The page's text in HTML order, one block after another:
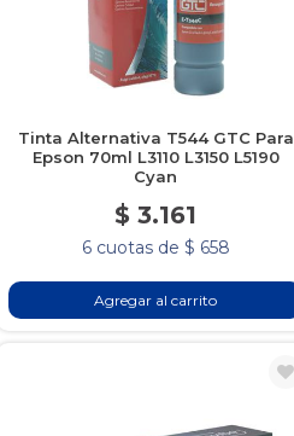
Tinta Alternativa T544 GTC Para
Epson 70ml L3110 L3150 L5190
Cyan
$ 3.161
6 cuotas de $ 658
Agregar al carrito